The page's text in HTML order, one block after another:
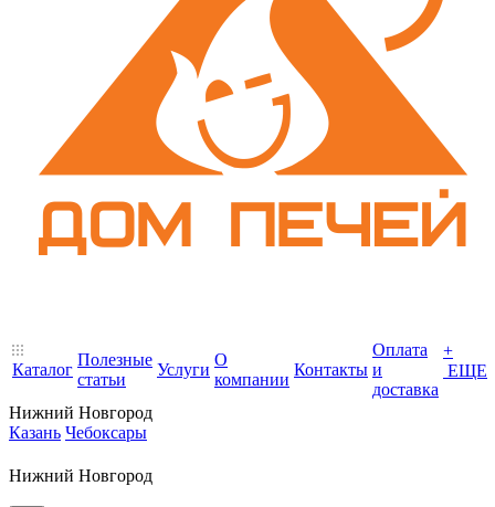
Каталог
Полезные
статьи
Услуги
О
компании
Контакты
Оплата
и
доставка
+
ЕЩЕ
Нижний Новгород
Казань Чебоксары
Нижний Новгород